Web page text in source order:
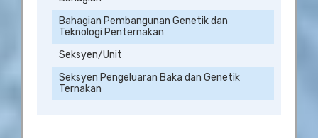
Bahagian Pembangunan Genetik dan
Teknologi Penternakan
Seksyen/Unit
Seksyen Pengeluaran Baka dan Genetik
Ternakan